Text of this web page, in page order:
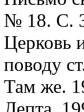
№ 18. С.
Церковь
поводу
Там же.